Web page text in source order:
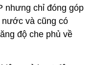
nhưng chỉ đóng góp
nước và cũng có
độ che phủ về